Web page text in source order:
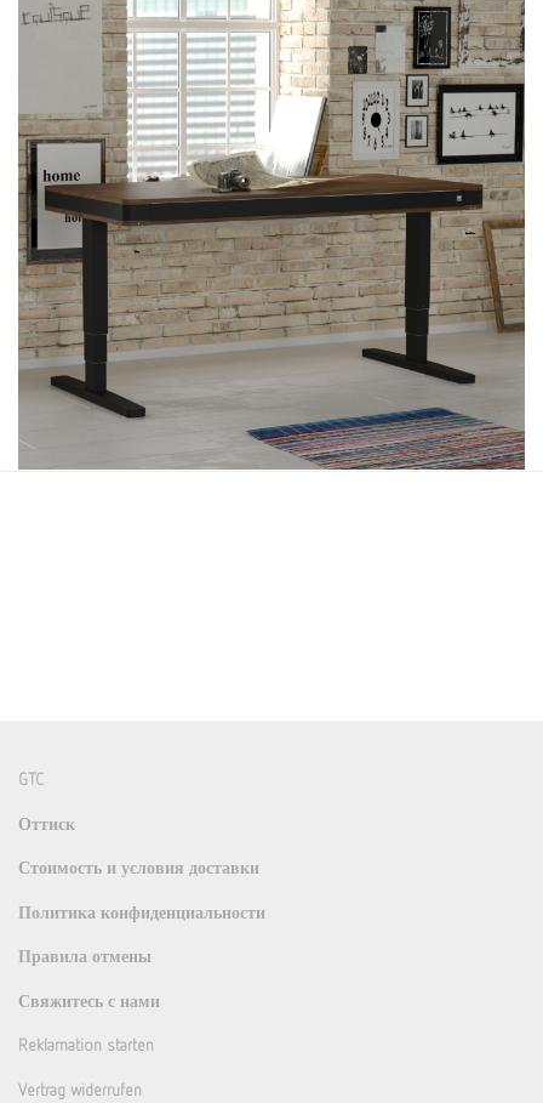
GTC
Оттиск
Стоимость и условия доставки
Политика конфиденциальности
Правила отмены
Свяжитесь с нами
Reklamation starten
Vertrag widerrufen